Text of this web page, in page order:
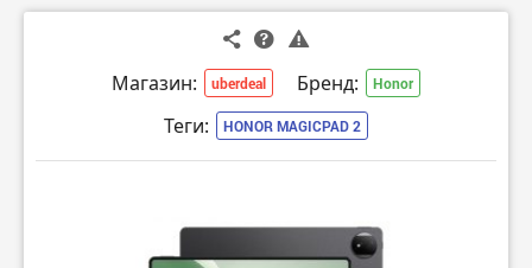
Магазин: uberdeal Бренд: Honor
Теги: HONOR MAGICPAD 2